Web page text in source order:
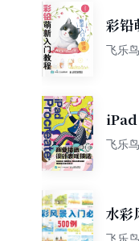
彩铅
飞乐鸟
插画
飞乐鸟
水彩
例
飞乐鸟